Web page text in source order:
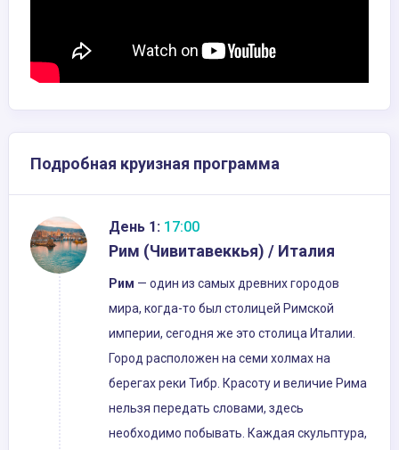
Подробная круизная программа
День 1: 17:00
Рим (Чивитавеккья) / Италия
Рим — один из самых древних городов
мира, когда-то был столицей Римской
империи, сегодня же это столица Италии.
Город расположен на семи холмах на
берегах реки Тибр. Красоту и величие Рима
нельзя передать словами, здесь
необходимо побывать. Каждая скульптура,